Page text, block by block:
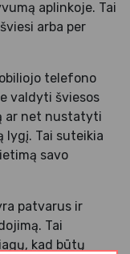
aplinkoje. Tai
arba per
telefono
valdyti šviesos
ar net nustatyti
lygį. Tai suteikia
savo
patvarus ir
Tai
kad būtų